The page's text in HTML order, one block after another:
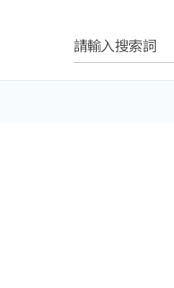
請輸入搜索詞